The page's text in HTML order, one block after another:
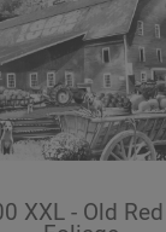
XXL - Old